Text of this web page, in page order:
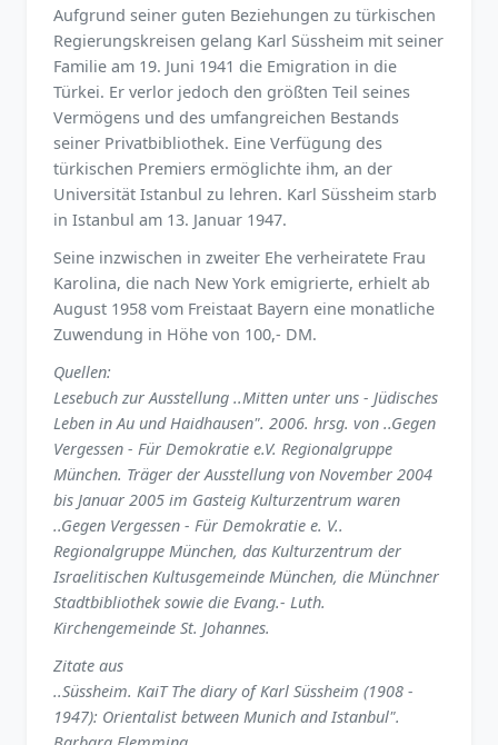
Aufgrund seiner guten Beziehungen zu türkischen
Regierungskreisen gelang Karl Süssheim mit seiner
Familie am 19. Juni 1941 die Emigration in die
Türkei. Er verlor jedoch den größten Teil seines
Vermögens und des umfangreichen Bestands
seiner Privatbibliothek. Eine Verfügung des
türkischen Premiers ermöglichte ihm, an der
Universität Istanbul zu lehren. Karl Süssheim starb
in Istanbul am 13. Januar 1947.
Seine inzwischen in zweiter Ehe verheiratete Frau
Karolina, die nach New York emigrierte, erhielt ab
August 1958 vom Freistaat Bayern eine monatliche
Zuwendung in Höhe von 100,- DM.
Quellen:
Lesebuch zur Ausstellung ..Mitten unter uns - Jüdisches
Leben in Au und Haidhausen". 2006. hrsg. von ..Gegen
Vergessen - Für Demokratie e.V. Regionalgruppe
München. Träger der Ausstellung von November 2004
bis Januar 2005 im Gasteig Kulturzentrum waren
..Gegen Vergessen - Für Demokratie e. V..
Regionalgruppe München, das Kulturzentrum der
Israelitischen Kultusgemeinde München, die Münchner
Stadtbibliothek sowie die Evang.- Luth.
Kirchengemeinde St. Johannes.
Zitate aus
..Süssheim. KaiT The diary of Karl Süssheim (1908 -
1947): Orientalist between Munich and Istanbul".